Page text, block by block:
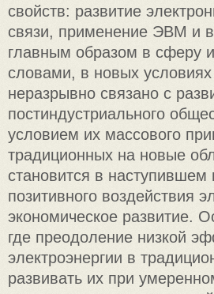
свойств: развитие
связи, применение ЭВМ и
главным образом в сферу
словами, в новых
неразрывно связано с
постиндустриального
условием их массового
традиционных на новые
становится в
позитивного воздействия
экономическое развитие.
где преодоление низкой
электроэнергии в
развивать их при